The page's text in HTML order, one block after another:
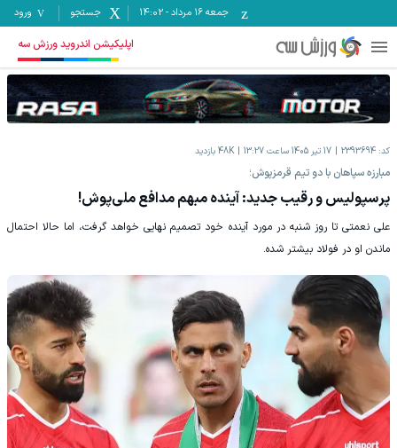
جمعه ۱۶ مرداد -
14:02 جستجو ورود
اپلیکیشن اندروید ورزش سه
کد: 2393694 17 تیر 1405 ساعت 13:27 48K بازدید
مبارزه سپاهان با دو تیم قرمزپوش؛
پرسپولیس و رقیب جدید: آینده مبهم مدافع ملی‌پوش!
علی نعمتی تا روز شنبه در مورد آینده خود تصمیم نهایی خواهد گرفت، اما حالا احتمال
ماندن او در فولاد بیشتر شده.